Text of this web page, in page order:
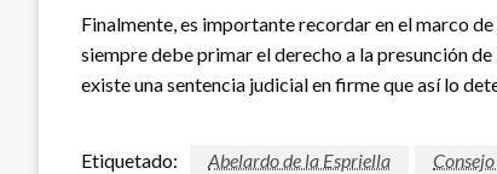
Finalmente, es importante recordar en el marco
siempre debe primar el derecho a la presunción
existe una sentencia judicial en firme que así lo
Etiquetado: Abelardo de la Espriella